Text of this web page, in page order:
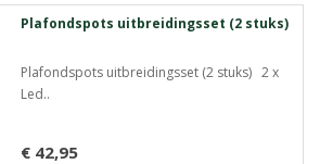
Plafondspots uitbreidingsset (2 stuks)
Plafondspots uitbreidingsset (2 stuks) 2 x
Led..
€ 42,95